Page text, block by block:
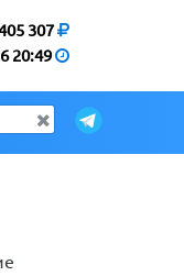
307
20:49